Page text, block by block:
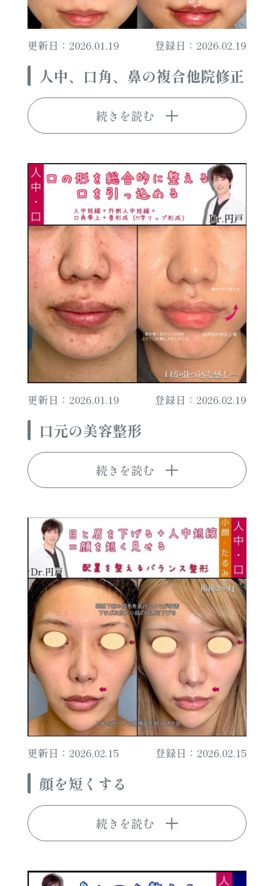
更新日：2026.01.19 登録日：2026.02.19
人中、口角、鼻の複合他院修正
続きを読む
更新日：2026.01.19 登録日：2026.02.19
口元の美容整形
続きを読む
更新日：2026.02.15 登録日：2026.02.15
顔を短くする
続きを読む